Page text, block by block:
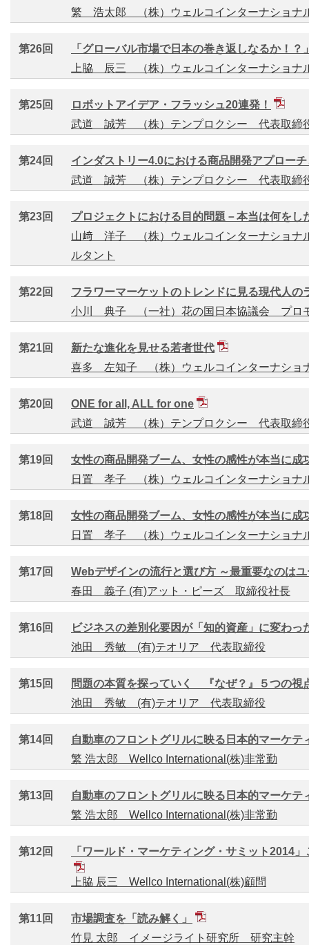
繁 浩太郎 （株）ウェルコインターナショ
第26回
「グローバル市場で日本の巻き返しなるか！？
上脇 辰三 （株）ウェルコインターナショ
第25回
ロボットアイデア・フラッシュ20連発！
武道 誠芳 （株）テンプロクシー 代表取締
第24回
インダストリー4.0における商品開発アプロー
武道 誠芳 （株）テンプロクシー 代表取締
第23回
プロジェクトにおける目的問題－本当は何をし
山﨑 洋子 （株）ウェルコインターナショナ
ルタント
第22回
フラワーマーケットのトレンドに見る現代人の
小川 典子 （一社）花の国日本協議会 プロ
第21回
新たな進化を見せる若者世代
喜多 左知子 （株）ウェルコインターナショ
第20回
ONE for all, ALL for one
武道 誠芳 （株）テンプロクシー 代表取締
第19回
女性の商品開発ブーム、女性の感性が本当に
日置 孝子 （株）ウェルコインターナショナ
第18回
女性の商品開発ブーム、女性の感性が本当に
日置 孝子 （株）ウェルコインターナショナ
第17回
Webデザインの流行と選び方 ～最重要なのは
春田 義子 (有)アット・ピーズ 取締役社長
第16回
ビジネスの差別化要因が「知的資産」に変わっ
池田 秀敏 (有)テオリア 代表取締役
第15回
問題の本質を探っていく 『なぜ？』５つの視
池田 秀敏 (有)テオリア 代表取締役
第14回
自動車のフロントグリルに映る日本的マーケテ
繁 浩太郎 Wellco International(株)非常勤
第13回
自動車のフロントグリルに映る日本的マーケテ
繁 浩太郎 Wellco International(株)非常勤
第12回 「ワールド・マーケティング・サミット2014
上脇 辰三 Wellco International(株)顧問
第11回
市場調査を「読み解く」
竹見 太郎 イメージライト研究所 研究主幹